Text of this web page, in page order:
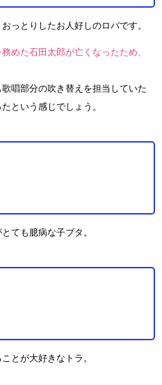
っとりしたお人好しのロバです。
めた石田太郎が亡くなったため、
唱部分の吹き替えを担当していた
という感じでしょう。
ても臆病な子ブタ。
とが大好きなトラ。